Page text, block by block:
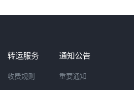
转运服务
收费规则
通知公告
重要通知